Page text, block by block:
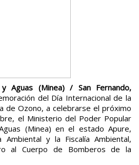
y Aguas (Minea) / San Fernando,
del Día Internacional de la
de Ozono, a celebrarse el próximo
el Ministerio del Poder Popular
(Minea) en el estado Apure,
y la Fiscalía Ambiental,
al Cuerpo de Bomberos de la